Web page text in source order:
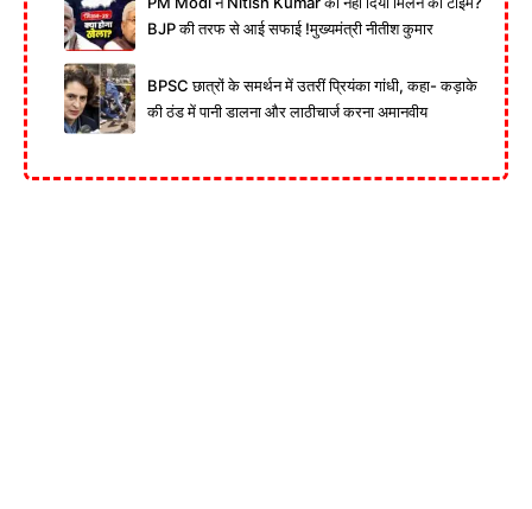
BJP की तरफ से आई सफाई !मुख्यमंत्री नीतीश कुमार
BPSC छात्रों के समर्थन में उतरीं प्रियंका गांधी, कहा- कड़ाके
की ठंड में पानी डालना और लाठीचार्ज करना अमानवीय